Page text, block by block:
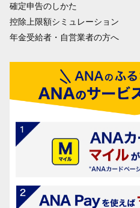
確定申告のしかた
控除上限額シミュレーション
年金受給者・自営業者の方へ